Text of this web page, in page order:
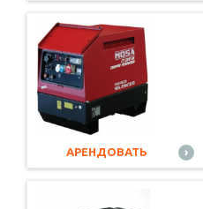
АРЕНДОВАТЬ